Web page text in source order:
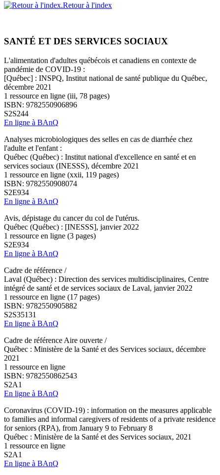
Retour à l'index
SANTÉ ET DES SERVICES SOCIAUX
L'alimentation d'adultes québécois et canadiens en contexte de
pandémie de COVID-19 :
[Québec] : INSPQ, Institut national de santé publique du Québec,
décembre 2021
1 ressource en ligne (iii, 78 pages)
ISBN: 9782550906896
S2S244
En ligne à BAnQ
Analyses microbiologiques des selles en cas de diarrhée chez
l'adulte et l'enfant :
Québec (Québec) : Institut national d'excellence en santé et en
services sociaux (INESSS), décembre 2021
1 ressource en ligne (xxii, 119 pages)
ISBN: 9782550908074
S2E934
En ligne à BAnQ
Avis, dépistage du cancer du col de l'utérus.
Québec (Québec) : [INESSS], janvier 2022
1 ressource en ligne (3 pages)
S2E934
En ligne à BAnQ
Cadre de référence /
Laval (Québec) : Direction des services multidisciplinaires, Centre
intégré de santé et de services sociaux de Laval, janvier 2022
1 ressource en ligne (17 pages)
ISBN: 9782550905882
S2S35131
En ligne à BAnQ
Cadre de référence Aire ouverte /
Québec : Ministère de la Santé et des Services sociaux, décembre
2021
1 ressource en ligne
ISBN: 9782550862543
S2A1
En ligne à BAnQ
Coronavirus (COVID-19) : information on the measures applicable
to families and informal caregivers of residents of a private residence
for seniors (RPA), from January 9 to February 8
Québec : Ministère de la Santé et des Services sociaux, 2021
1 ressource en ligne
S2A1
En ligne à BAnQ